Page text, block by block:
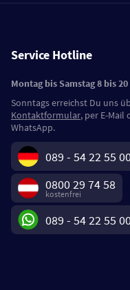
Service Hotline
Montag bis Samstag 8 bis
Sonntags erreichst Du uns
Kontaktformular, per E-Mail
WhatsApp.
089 - 54 22 55
0800 29 74 58
kostenfrei
089 - 54 22 55